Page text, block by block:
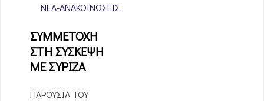
ΝΈΑ-ΑΝΑΚΟΙΝΏΣΕΙΣ
ΣΥΜΜΕΤΟΧΗ
ΣΤΗ ΣΥΣΚΕΨΗ
ΜΕ ΣΥΡΙΖΑ
ΠΑΡΟΥΣΙΑ ΤΟΥ